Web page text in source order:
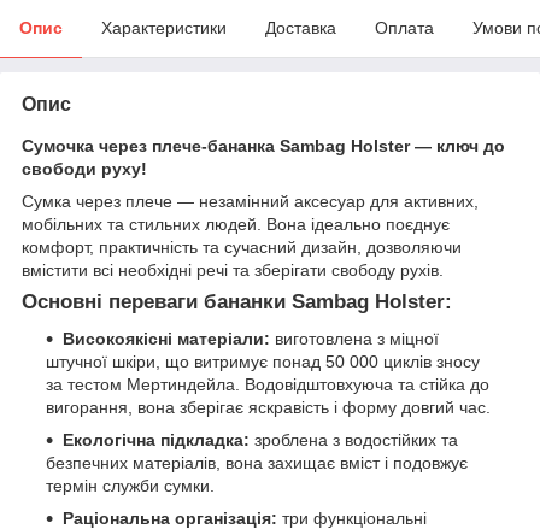
Опис Характеристики Доставка Оплата Умови
Опис
Сумочка через плече-бананка Sambag Holster — ключ до
свободи руху!
Сумка через плече — незамінний аксесуар для активних,
мобільних та стильних людей. Вона ідеально поєднує
комфорт, практичність та сучасний дизайн, дозволяючи
вмістити всі необхідні речі та зберігати свободу рухів.
Основні переваги бананки Sambag Holster:
Високоякісні матеріали: виготовлена з міцної
штучної шкіри, що витримує понад 50 000 циклів зносу
за тестом Мертиндейла. Водовідштовхуюча та стійка до
вигорання, вона зберігає яскравість і форму довгий час.
Екологічна підкладка: зроблена з водостійких та
безпечних матеріалів, вона захищає вміст і подовжує
термін служби сумки.
Раціональна організація: три функціональні